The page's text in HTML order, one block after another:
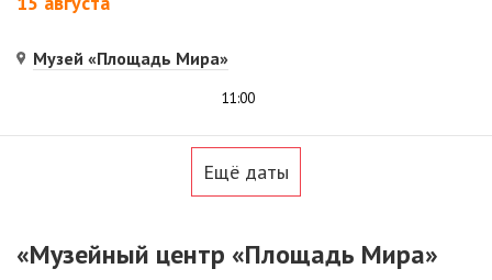
Музей «Площадь Мира»
11:00
Ещё даты
«Музейный центр «Площадь Мира»